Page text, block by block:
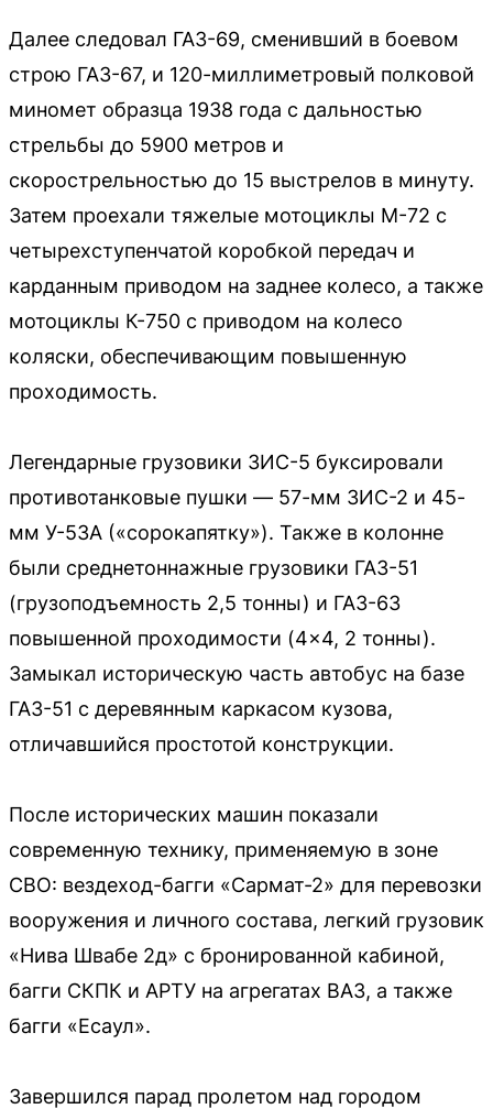
Далее следовал ГАЗ-69, сменивший в боевом
строю ГАЗ-67, и 120-миллиметровый полковой
миномет образца 1938 года с дальностью
стрельбы до 5900 метров и
скорострельностью до 15 выстрелов в минуту.
Затем проехали тяжелые мотоциклы M-72 с
четырехступенчатой коробкой передач и
карданным приводом на заднее колесо, а также
мотоциклы К-750 с приводом на колесо
коляски, обеспечивающим повышенную
проходимость.
Легендарные грузовики ЗИС-5 буксировали
противотанковые пушки — 57-мм ЗИС-2 и 45-
мм У-53А («сорокапятку»). Также в колонне
были среднетоннажные грузовики ГАЗ-51
(грузоподъемность 2,5 тонны) и ГАЗ-63
повышенной проходимости (4×4, 2 тонны).
Замыкал историческую часть автобус на базе
ГАЗ-51 с деревянным каркасом кузова,
отличавшийся простотой конструкции.
После исторических машин показали
современную технику, применяемую в зоне
СВО: вездеход-багги «Сармат-2» для перевозки
вооружения и личного состава, легкий грузовик
«Нива Швабе 2д» с бронированной кабиной,
багги СКПК и АРТУ на агрегатах ВАЗ, а также
багги «Есаул».
Завершился парад пролетом над городом